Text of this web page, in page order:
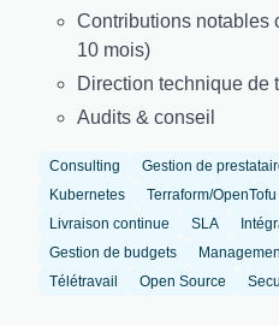
Contributions notables
10 mois)
Direction technique de
Audits & conseil
Consulting Gestion de
Kubernetes
Terraform/OpenTofu
Livraison continue
SLA
Gestion de budgets
Télétravail
Open Source